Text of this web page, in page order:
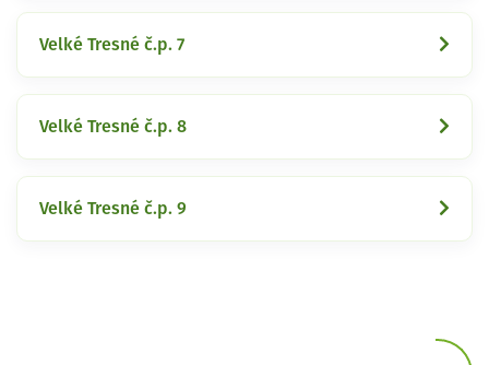
Velké Tresné č.p. 7
Velké Tresné č.p. 8
Velké Tresné č.p. 9